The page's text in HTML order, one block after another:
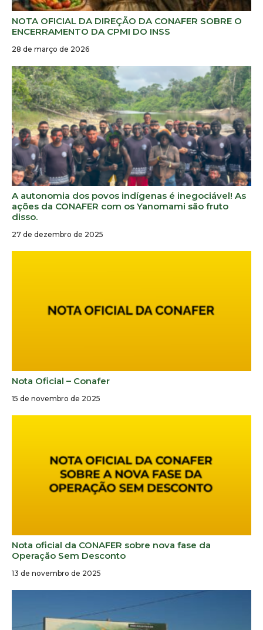
NOTA OFICIAL DA DIREÇÃO DA CONAFER SOBRE O
ENCERRAMENTO DA CPMI DO INSS
28 de março de 2026
A autonomia dos povos indígenas é inegociável! As
ações da CONAFER com os Yanomami são fruto
disso.
27 de dezembro de 2025
Nota Oficial – Conafer
15 de novembro de 2025
Nota oficial da CONAFER sobre nova fase da
Operação Sem Desconto
13 de novembro de 2025